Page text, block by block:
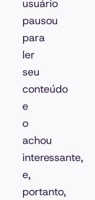
usuário
pausou
para
ler
seu
conteúdo
e
o
achou
interessante,
e,
portanto,